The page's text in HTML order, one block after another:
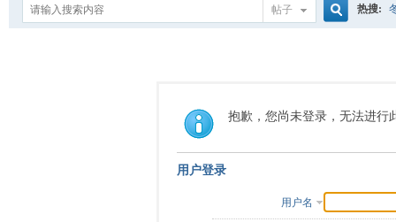
帖子
索
热搜:
抱歉，您尚未登录，无法进行
用户登录
用户名